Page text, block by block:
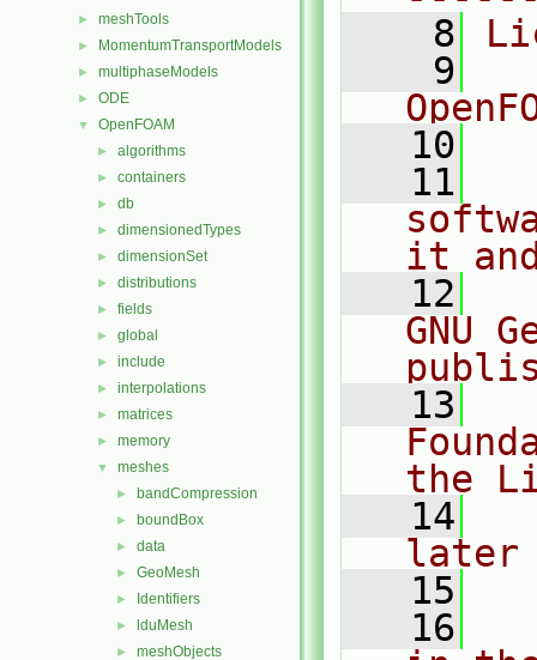
► meshTools
► MomentumTransportModels
► multiphaseModels
► ODE
▼ OpenFOAM
► algorithms
► containers
► db
► dimensionedTypes
► dimensionSet
► distributions
► fields
► global
► include
► interpolations
► matrices
► memory
▼ meshes
► bandCompression
► boundBox
► data
► GeoMesh
► Identifiers
► lduMesh
► meshObjects
    8
    9
   10
   11
it
   12
GNU
   13
the
   14
later
   15
   16